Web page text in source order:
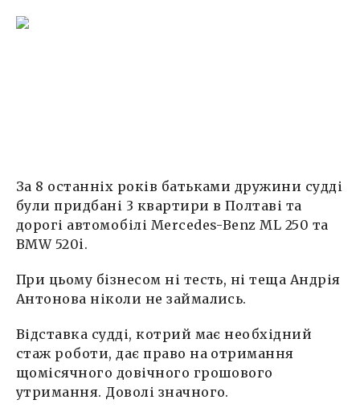
За 8 останніх років батьками дружини судді
були придбані 3 квартири в Полтаві та
дорогі автомобілі Mercedes-Benz ML 250 та
BMW 520i.
При цьому бізнесом ні тесть, ні теща Андрія
Антонова ніколи не займались.
Відставка судді, котрий має необхідний
стаж роботи, дає право на отримання
щомісячного довічного грошового
утримання. Доволі значного.